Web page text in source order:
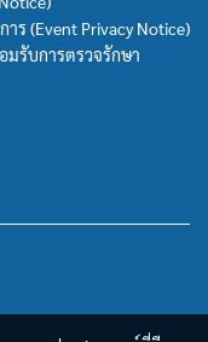
ร (Event Privacy Notice)
มรับการตรวจรักษา